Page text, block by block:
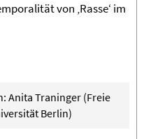
von ‚Rasse‘ im
Anita Traninger (Freie
Berlin)